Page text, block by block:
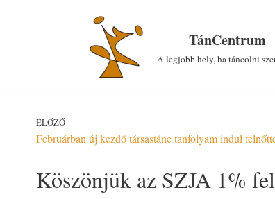
TánCentrum
A legjobb hely, ha táncolni
ELŐZŐ
Februárban új kezdő társastánc tanfolyam indul
Köszönjük az SZJA 1%